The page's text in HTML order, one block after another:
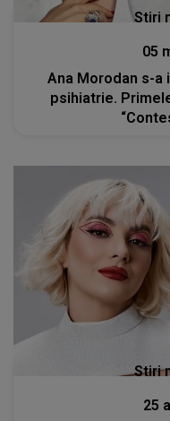
Stiri
05
Ana Morodan s-a
psihiatrie. Primele imagini publicate de
Stiri
25